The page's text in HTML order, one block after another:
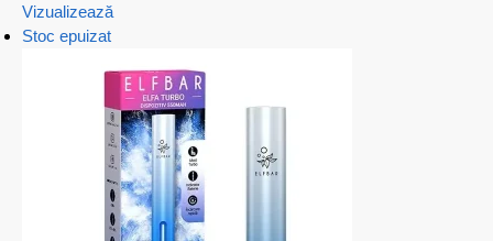
Vizualizează
Stoc epuizat